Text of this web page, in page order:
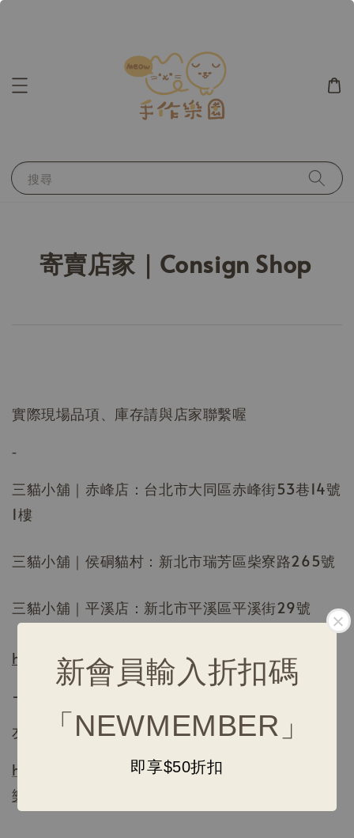
新會員輸入折扣碼
「NEWMEMBER」
即享$50折扣
搜尋
寄賣店家｜Consign Shop
實際現場品項、庫存請與店家聯繫喔
-
三貓小舖｜赤峰店：台北市大同區赤峰街53巷14號
1樓
三貓小舖｜侯硐貓村：新北市瑞芳區柴寮路265號
三貓小舖｜平溪店：新北市平溪區平溪街29號
https://www.3catshop.com.tw/
-
友貓有樂｜中山區錦州街205號
https://www.facebook.com/友貓有
樂-114749330215733/